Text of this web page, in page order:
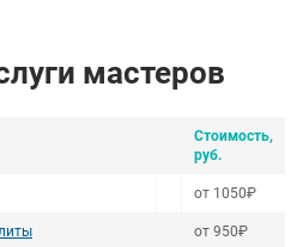
мастеров
Стоимость,
руб.
от 1050₽
от 950₽